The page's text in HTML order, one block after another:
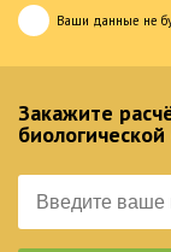
Ваши данные не
Закажите